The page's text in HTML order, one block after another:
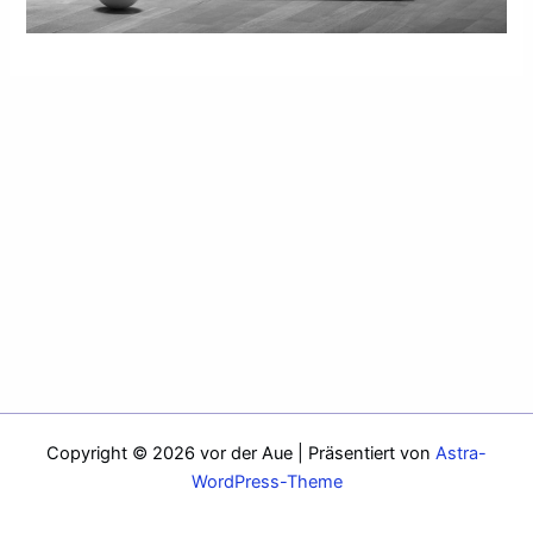
Copyright © 2026 vor der Aue | Präsentiert von Astra-
WordPress-Theme